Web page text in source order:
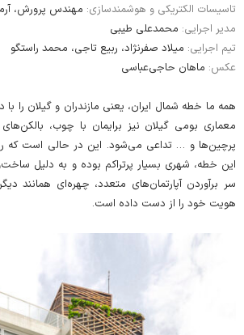
تاسیسات الکتریکی و هوشمندسازی: مهندس پرورش،
مدیر اجرایی: محمدعلی طیبی
تیم اجرایی: میلاد صفرنژاد، ربیع تاجی، محمد راستگو
عکس: ماهان حاجی‌عباسی
همه ما خطه شمال ایران، یعنی مازندران و گیلان را
معماری بومی گیلان نیز برایمان با چوب،
پرچین‌ها و … تداعی می‌شود. این در حالی است که
این خطه، شهری بسیار پرتراکم بوده و به دلیل
سر برآوردن آپارتمان‌های متعدد، چهره‌ای همانند
هویت خود را از دست داده است.